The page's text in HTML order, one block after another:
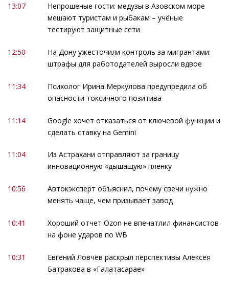
13:07
Непрошеные гости: медузы в Азовском море
мешают туристам и рыбакам – учёные
тестируют защитные сети
12:50
На Дону ужесточили контроль за мигрантами:
штрафы для работодателей выросли вдвое
11:34
Психолог Ирина Меркулова предупредила об
опасности токсичного позитива
11:14
Google хочет отказаться от ключевой функции и
сделать ставку на Gemini
11:04
Из Астрахани отправляют за границу
инновационную «дышащую» пленку
10:56
Автокэксперт объяснил, почему свечи нужно
менять чаще, чем призывает завод
10:41
Хороший отчет Ozon не впечатлил финансистов
на фоне ударов по WB
10:31
Евгений Ловчев раскрыл перспективы Алексея
Батракова в «Галатасарае»